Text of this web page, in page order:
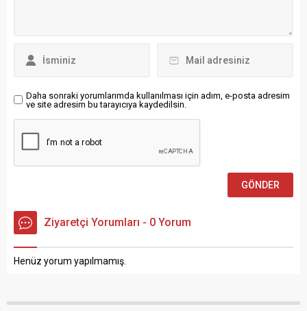
duyurulan şehir
Daha sonraki yorumlarımda kullanılması için adım, e-posta adresim
ve site adresim bu tarayıcıya kaydedilsin.
Ziyaretçi Yorumları - 0 Yorum
Henüz yorum yapılmamış.